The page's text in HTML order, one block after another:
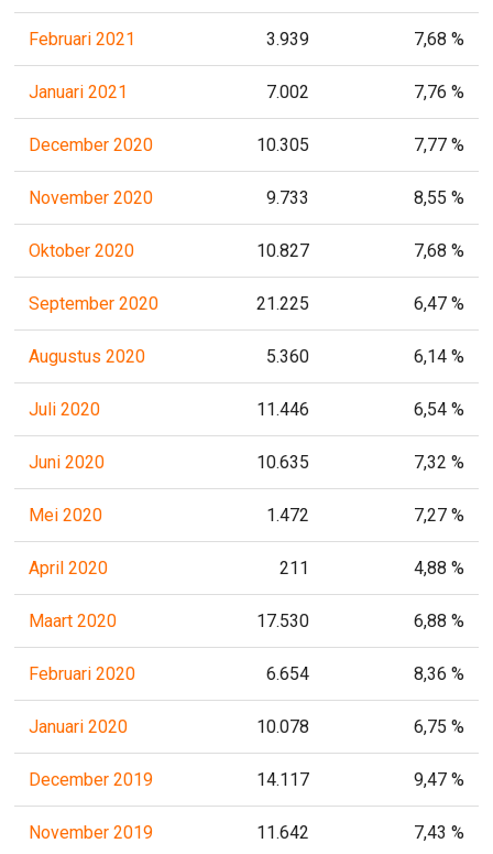
Februari 2021 3.939 7,68 %
Januari 2021 7.002 7,76 %
December 2020 10.305 7,77 %
November 2020 9.733 8,55 %
Oktober 2020 10.827 7,68 %
September 2020 21.225 6,47 %
Augustus 2020 5.360 6,14 %
Juli 2020 11.446 6,54 %
Juni 2020 10.635 7,32 %
Mei 2020 1.472 7,27 %
April 2020 211 4,88 %
Maart 2020 17.530 6,88 %
Februari 2020 6.654 8,36 %
Januari 2020 10.078 6,75 %
December 2019 14.117 9,47 %
November 2019 11.642 7,43 %